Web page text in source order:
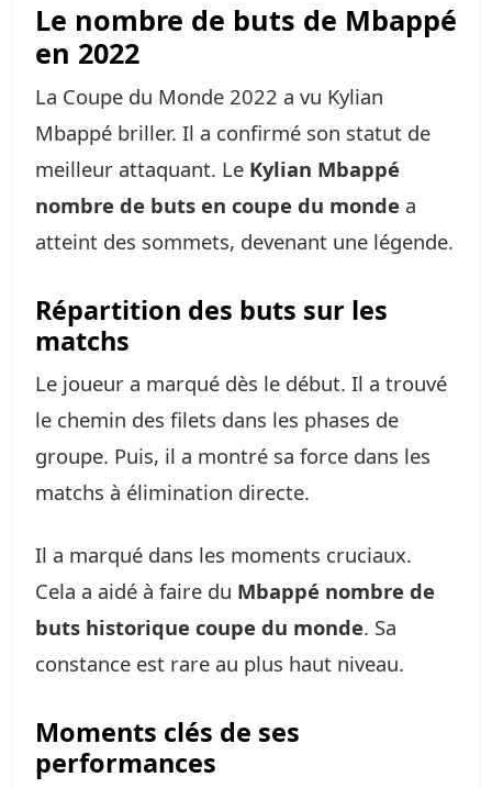
Le nombre de buts de Mbappé
en 2022
La Coupe du Monde 2022 a vu Kylian
Mbappé briller. Il a confirmé son statut de
meilleur attaquant. Le Kylian Mbappé
nombre de buts en coupe du monde a
atteint des sommets, devenant une légende.
Répartition des buts sur les
matchs
Le joueur a marqué dès le début. Il a trouvé
le chemin des filets dans les phases de
groupe. Puis, il a montré sa force dans les
matchs à élimination directe.
Il a marqué dans les moments cruciaux.
Cela a aidé à faire du Mbappé nombre de
buts historique coupe du monde. Sa
constance est rare au plus haut niveau.
Moments clés de ses
performances